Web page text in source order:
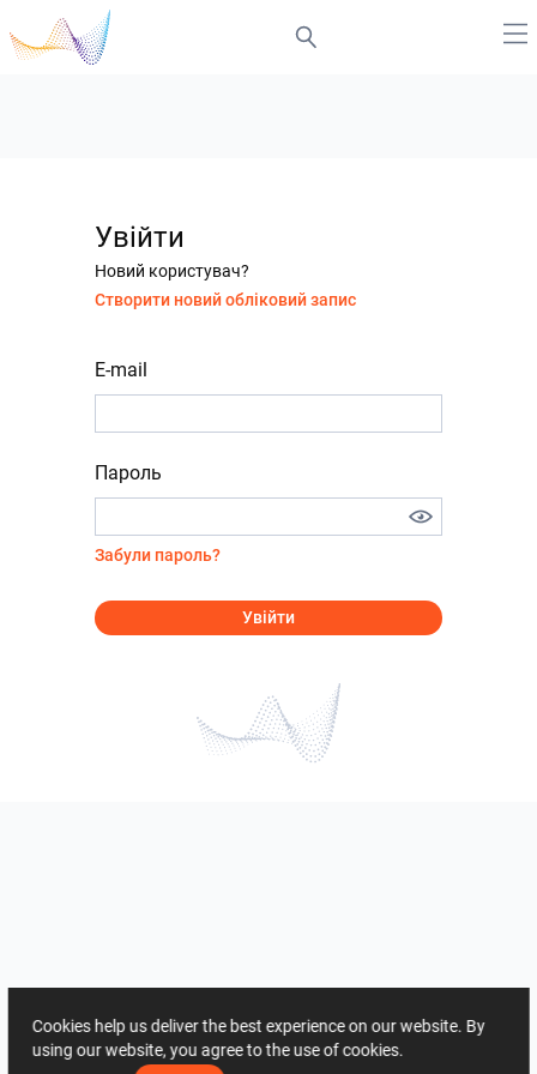
Увійти
Новий користувач?
Створити новий обліковий запис
E-mail
Пароль
Забули пароль?
Увійти
Cookies help us deliver the best experience on our website. By
using our website, you agree to the use of cookies.